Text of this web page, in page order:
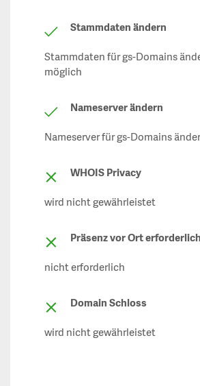
Stammdaten ändern
Stammdaten für gs-Domains
möglich
Nameserver ändern
Nameserver für gs-Domains
WHOIS Privacy
wird nicht gewährleistet
Präsenz vor Ort erforderlich
nicht erforderlich
Domain Schloss
wird nicht gewährleistet